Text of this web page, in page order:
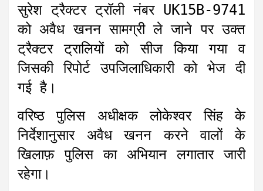
सुरेश ट्रैक्टर ट्रॉली नंबर UK15B-9741
को अवैध खनन सामग्री ले जाने पर उक्त
ट्रैक्टर ट्रालियों को सीज किया गया व
जिसकी रिपोर्ट उपजिलाधिकारी को भेज दी
गई है।
वरिष्ठ पुलिस अधीक्षक लोकेश्वर सिंह के
निर्देशानुसार अवैध खनन करने वालों के
खिलाफ़ पुलिस का अभियान लगातार जारी
रहेगा।